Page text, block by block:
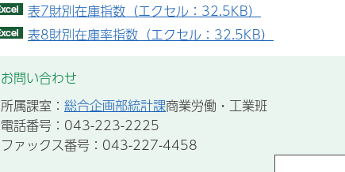
表7財別在庫指数（エクセル：32.5KB）
表8財別在庫率指数（エクセル：32.5KB）
お問い合わせ
所属課室： 総合企画部統計課商業労働・工業班
電話番号：043-223-2225
ファックス番号：043-227-4458